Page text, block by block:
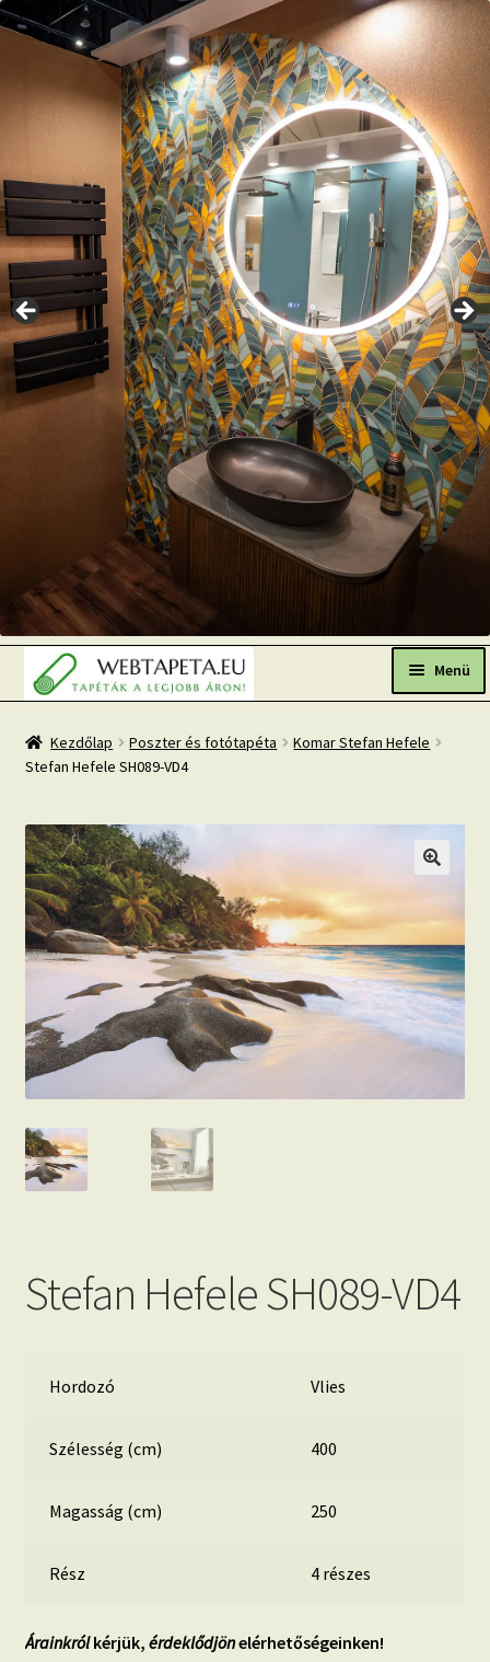
Ugrás
a
navigációhoz
Kilépés
a
tartalomba Menü
Népszerű tapéták
Tapéta BLOG
Mi az a fotótapéta?
Tapétázási tanácsok
Beton hatású tapéták
Kapcsolat
Kezdőlap Poszter és fotótapéta
Komar Stefan Hefele
Stefan Hefele SH089-VD4
Stefan Hefele SH089-VD4
Hordozó Vlies
Szélesség (cm) 400
Magasság (cm) 250
Rész 4 részes
Árainkrólkérjük, érdeklődjönelérhetőségeinken!